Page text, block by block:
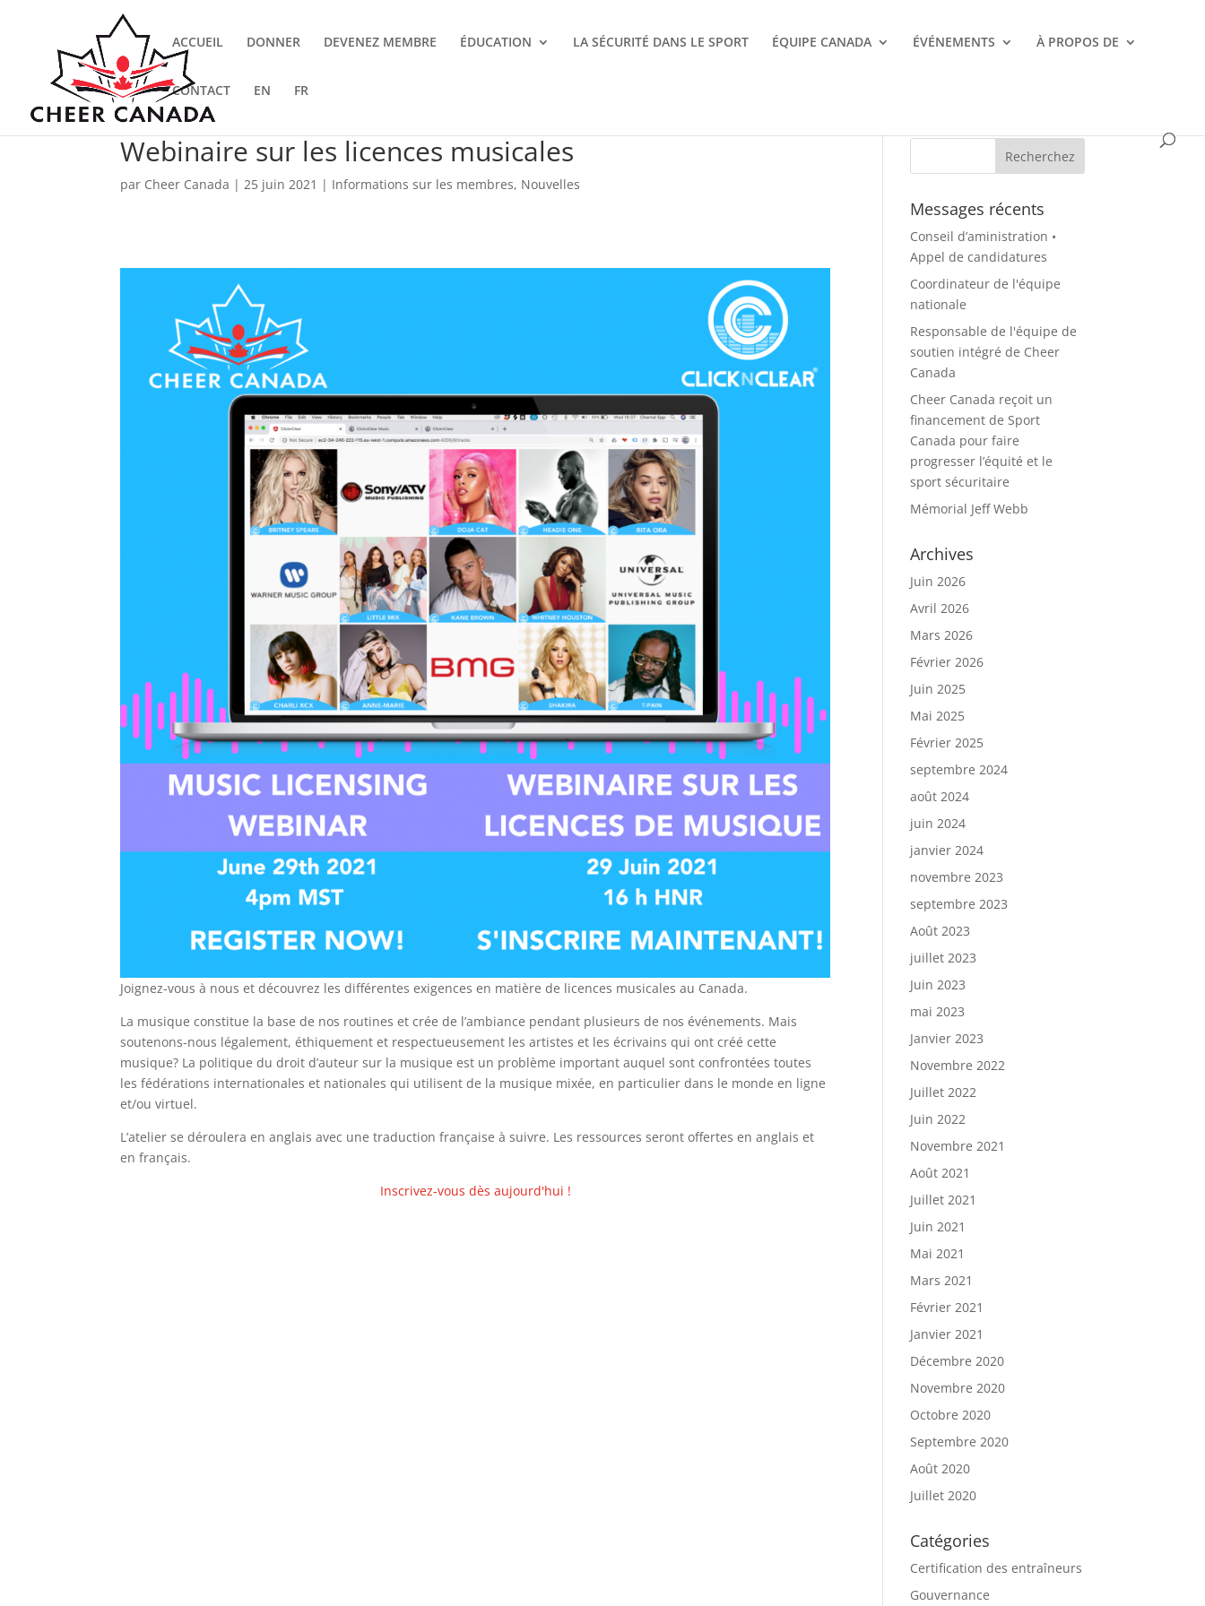
ACCUEIL DONNER DEVENEZ MEMBRE ÉDUCATION LA SÉCURITÉ DANS LE SPORT ÉQUIPE CANADA ÉVÉNEMENTS À PROPOS DE
CONTACT EN FR
Webinaire sur les licences musicales
par Cheer Canada |25 juin 2021 | Informations sur les membres, Nouvelles
Joignez-vous à nous et découvrez les différentes exigences en matière de licences musicales au Canada.
La musique constitue la base de nos routines et crée de l’ambiance pendant plusieurs de nos événements. Mais
soutenons-nous légalement, éthiquement et respectueusement les artistes et les écrivains qui ont créé cette
musique? La politique du droit d’auteur sur la musique est un problème important auquel sont confrontées toutes
les fédérations internationales et nationales qui utilisent de la musique mixée, en particulier dans le monde en ligne
et/ou virtuel.
L’atelier se déroulera en anglais avec une traduction française à suivre. Les ressources seront offertes en anglais et
en français.
Inscrivez-vous dès aujourd'hui !
Messages récents
Conseil d’aministration •
Appel de candidatures
Coordinateur de l'équipe
nationale
Responsable de l'équipe de
soutien intégré de Cheer
Canada
Cheer Canada reçoit un
financement de Sport
Canada pour faire
progresser l’équité et le
sport sécuritaire
Mémorial Jeff Webb
Archives
Juin 2026
Avril 2026
Mars 2026
Février 2026
Juin 2025
Mai 2025
Février 2025
septembre 2024
août 2024
juin 2024
janvier 2024
novembre 2023
septembre 2023
Août 2023
juillet 2023
Juin 2023
mai 2023
Janvier 2023
Novembre 2022
Juillet 2022
Juin 2022
Novembre 2021
Août 2021
Juillet 2021
Juin 2021
Mai 2021
Mars 2021
Février 2021
Janvier 2021
Décembre 2020
Novembre 2020
Octobre 2020
Septembre 2020
Août 2020
Juillet 2020
Catégories
Certification des entraîneurs
Gouvernance